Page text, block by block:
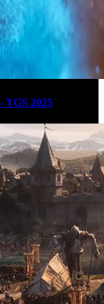
TGS 2025